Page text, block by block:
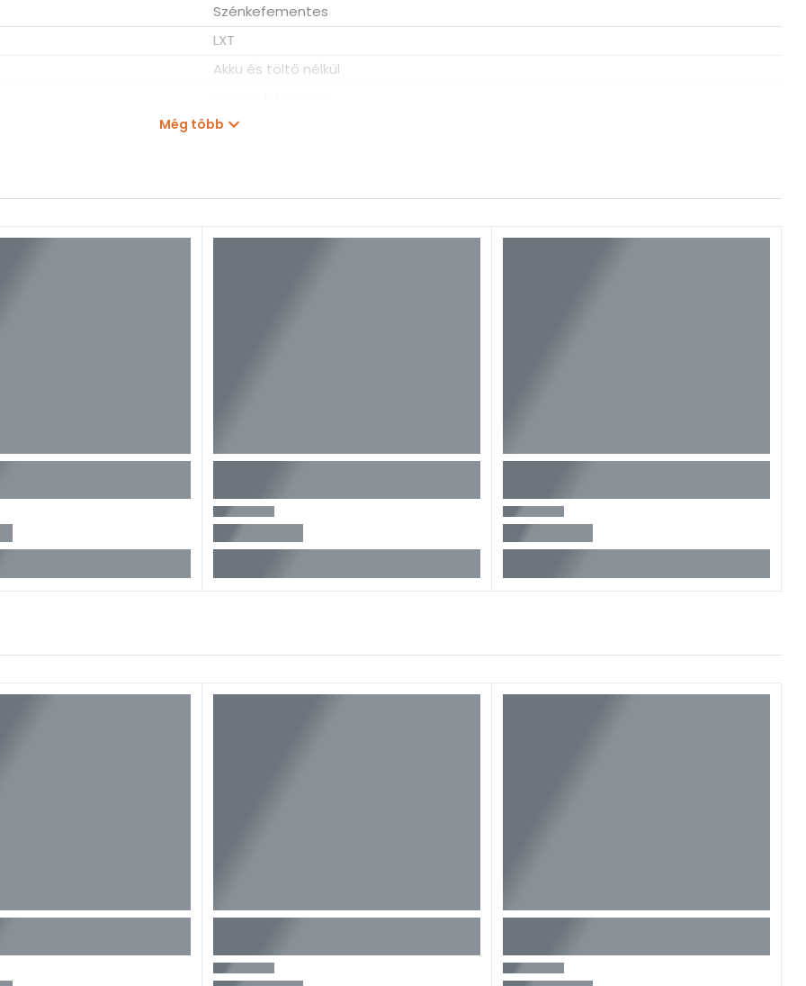
mennyi időre, milyen célra és hogyan használjuk az adott láncfűrészt. Útmutató vásárlás előtt állóknak.
Szénkefementes
LXT
Akku és töltő nélkül
258 mm
DUC254
Még több